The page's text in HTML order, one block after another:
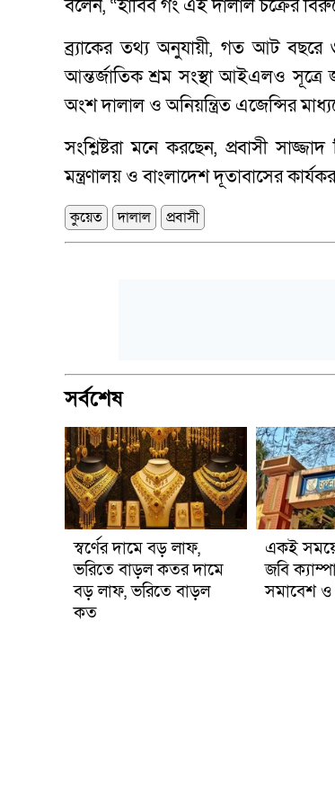
বলেন, “হাবিব গং এই দালাল চক্রের
ব্র্যাকের তথ্য অনুযায়ী, গত আট বছরে
আন্তর্জাতিক শ্রম সংস্থা আইএলও সূত্রে
অংশ দালাল ও অনিয়ন্ত্রিত এজেন্সির
সংশ্লিষ্টরা মনে করছেন, প্রবাসী
মন্ত্রণালয় ও বাংলাদেশ দূতাবাসের
কুয়েত দালাল প্রবাসী
সর্বশেষ
স্বর্ণের দামে বড় লাফ,
ভরিতে বাড়ল কতর দামে
বড় লাফ, ভরিতে বাড়ল
কত
একই সময়ে
জবি
সমাবেশ ও